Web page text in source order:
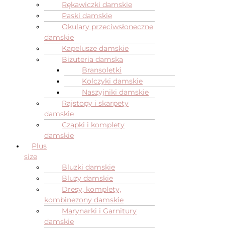
Rękawiczki damskie
Paski damskie
Okulary przeciwsłoneczne
damskie
Kapelusze damskie
Biżuteria damska
Bransoletki
Kolczyki damskie
Naszyjniki damskie
Rajstopy i skarpety
damskie
Czapki i komplety
damskie
Plus
size
Bluzki damskie
Bluzy damskie
Dresy, komplety,
kombinezony damskie
Marynarki i Garnitury
damskie